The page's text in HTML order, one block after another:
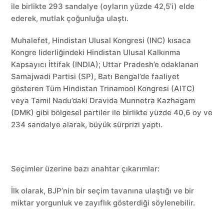
ile birlikte 293 sandalye (oyların yüzde 42,5’i) elde
ederek, mutlak çoğunluğa ulaştı.
Muhalefet, Hindistan Ulusal Kongresi (INC) kısaca
Kongre liderliğindeki Hindistan Ulusal Kalkınma
Kapsayıcı İttifak (INDIA); Uttar Pradesh’e odaklanan
Samajwadi Partisi (SP), Batı Bengal’de faaliyet
gösteren Tüm Hindistan Trinamool Kongresi (AITC)
veya Tamil Nadu’daki Dravida Munnetra Kazhagam
(DMK) gibi bölgesel partiler ile birlikte yüzde 40,6 oy ve
234 sandalye alarak, büyük sürprizi yaptı.
Seçimler üzerine bazı anahtar çıkarımlar:
İlk olarak, BJP’nin bir seçim tavanına ulaştığı ve bir
miktar yorgunluk ve zayıflık gösterdiği söylenebilir.